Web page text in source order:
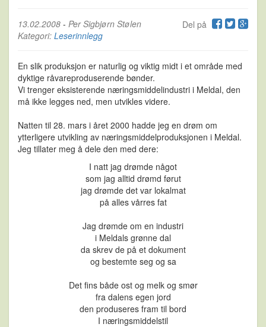
Del på
13.02.2008 - Per Sigbjørn Stølen
Kategori: Leserinnlegg
En slik produksjon er naturlig og viktig midt i et område med
dyktige råvareproduserende bønder.
Vi trenger eksisterende næringsmiddelindustri i Meldal, den
må ikke legges ned, men utvikles videre.
Natten til 28. mars i året 2000 hadde jeg en drøm om
ytterligere utvikling av næringsmiddelproduksjonen i Meldal.
Jeg tillater meg å dele den med dere:
I natt jag drømde något
som jag alltid drømd førut
jag drømde det var lokalmat
på alles vårres fat
Jag drømde om en industri
i Meldals grønne dal
da skrev de på et dokument
og bestemte seg og sa
Det fins både ost og melk og smør
fra dalens egen jord
den produseres fram til bord
I næringsmiddelstil